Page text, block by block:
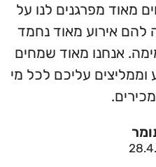
מאוד מפרגנים לנו על
להם אירוע מאוד נחמד
אנחנו מאוד שמחים
עליכם לכל מי